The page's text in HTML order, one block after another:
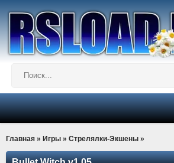
Главная » Игры » Стрелялки-Экшены »